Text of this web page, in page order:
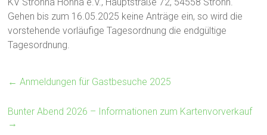
Gehen bis zum 16.05.2025 keine Anträge ein, so wird die
vorstehende vorläufige Tagesordnung die endgültige
Tagesordnung.
← Anmeldungen für Gastbesuche 2025
Bunter Abend 2026 – Informationen zum Kartenvorverkauf
→